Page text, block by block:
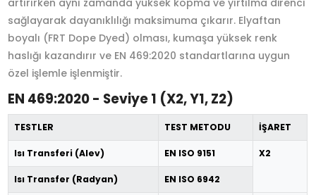
artırırken aynı zamanda yüksek kopma ve yırtılma direnci
sağlayarak dayanıklılığı maksimuma çıkarır. Elyaftan
boyalı (FRT Dope Dyed) olması, kumaşa yüksek renk
haslığı kazandırır ve EN 469:2020 standartlarına uygun
özel işlemle işlenmiştir.
EN 469:2020 - Seviye 1 (X2, Y1, Z2)
TESTLER TEST METODU İŞARET
Isı Transferi (Alev) EN ISO 9151 X2
Isı Transfer (Radyan) EN ISO 6942